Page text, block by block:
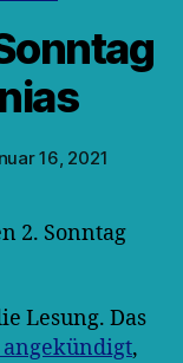
16, 2021
2. Sonntag
Lesung. Das
,